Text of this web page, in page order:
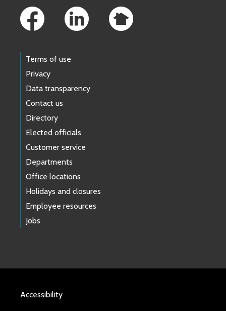
Terms of use
Privacy
Data transparency
Contact us
Directory
Elected officials
Customer service
Departments
Office locations
Holidays and closures
Employee resources
Jobs
Accessibility